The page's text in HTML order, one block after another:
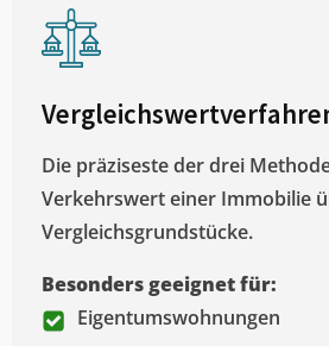
Die präziseste der drei
Verkehrswert einer Immobilie
Vergleichsgrundstücke.
Besonders geeignet für:
Eigentumswohnungen